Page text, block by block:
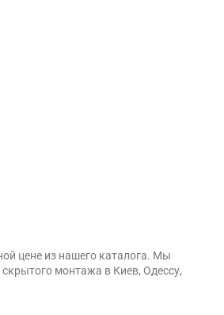
цене из нашего каталога. Мы
монтажа в Киев, Одессу,